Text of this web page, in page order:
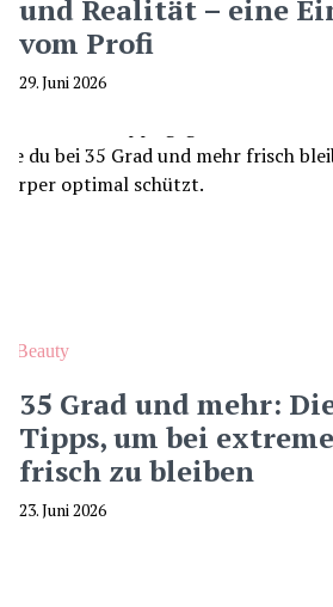
und Realität – eine
vom Profi
29. Juni 2026
Beauty
35 Grad und mehr:
Tipps, um bei
frisch zu bleiben
23. Juni 2026